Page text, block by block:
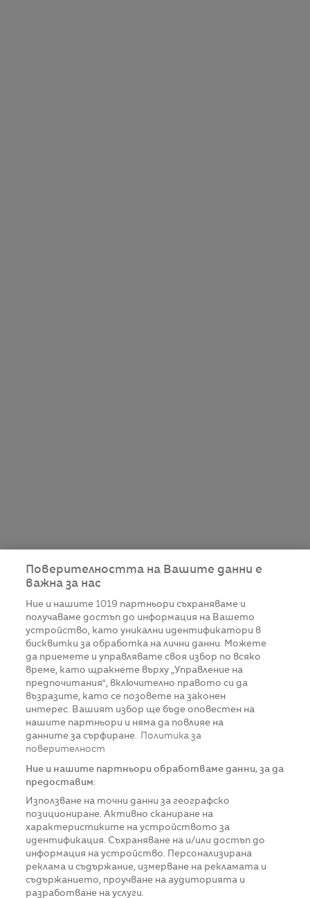
Поверителността на Вашите данни е
важна за нас
Ние и нашите 1019 партньори съхраняваме и
получаваме достъп до информация на Вашето
устройство, като уникални идентификатори в
бисквитки за обработка на лични данни. Можете
да приемете и управлявате своя избор по всяко
време, като щракнете върху „Управление на
предпочитания“, включително правото си да
възразите, като се позовете на законен
интерес. Вашият избор ще бъде оповестен на
нашите партньори и няма да повлияе на
данните за сърфиране.
Политика за
поверителност
Ние и нашите партньори обработваме данни, за да
предоставим:
Използване на точни данни за географско
позициониране. Активно сканиране на
характеристиките на устройството за
идентификация. Съхраняване на и/или достъп до
информация на устройство. Персонализирана
реклама и съдържание, измерване на рекламата и
съдържанието, проучване на аудиторията и
разработване на услуги.